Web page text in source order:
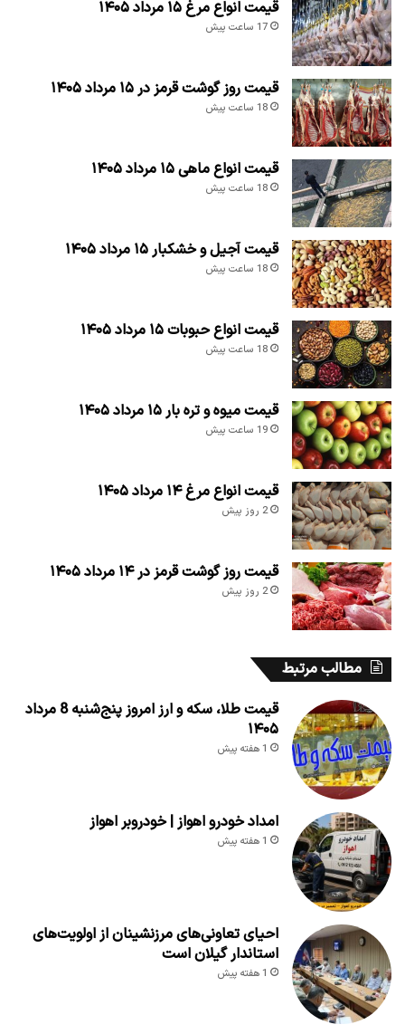
قیمت انواع مرغ ۱۵ مرداد ۱۴۰۵
17 ساعت پیش
قیمت روز گوشت قرمز در ۱۵ مرداد ۱۴۰۵
18 ساعت پیش
قیمت انواع ماهی ۱۵ مرداد ۱۴۰۵
18 ساعت پیش
قیمت آجیل و خشکبار ۱۵ مرداد ۱۴۰۵
18 ساعت پیش
قیمت انواع حبوبات ۱۵ مرداد ۱۴۰۵
18 ساعت پیش
قیمت میوه و تره بار ۱۵ مرداد ۱۴۰۵
19 ساعت پیش
قیمت انواع مرغ ۱۴ مرداد ۱۴۰۵
2 روز پیش
قیمت روز گوشت قرمز در ۱۴ مرداد ۱۴۰۵
2 روز پیش
مطالب مرتبط
قیمت طلا، سکه و ارز امروز پنج‌شنبه 8 مرداد
۱۴۰۵
1 هفته پیش
امداد خودرو اهواز | خودروبر اهواز
1 هفته پیش
احیای تعاونی‌های مرزنشینان از اولویت‌های
استاندار گیلان است
1 هفته پیش